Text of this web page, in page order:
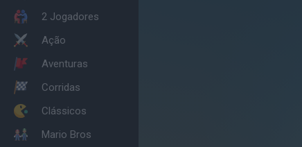
2 Jogadores
Ação
Aventuras
Corridas
Clássicos
Mario Bros